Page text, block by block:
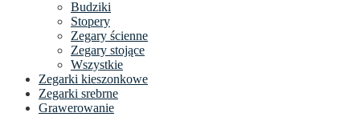
Budziki
Stopery
Zegary ścienne
Zegary stojące
Wszystkie
Zegarki kieszonkowe
Zegarki srebrne
Grawerowanie